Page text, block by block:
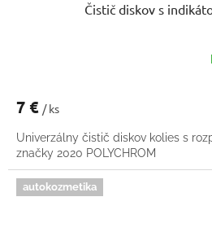
Čistič diskov s
7 € / ks
Univerzálny čistič diskov kolies s
značky 2020 POLYCHROM
autokozmetika